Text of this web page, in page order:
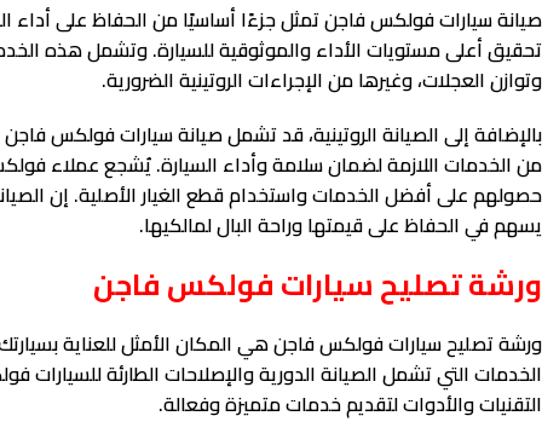
صيانة سيارات فولكس فاجن تمثل جزءًا أساسيًا من الحفاظ على
تحقيق أعلى مستويات الأداء والموثوقية للسيارة. وتشمل هذه
وتوازن العجلات، وغيرها من الإجراءات الروتينية الضرورية.
بالإضافة إلى الصيانة الروتينية، قد تشمل صيانة سيارات فولكس
من الخدمات اللازمة لضمان سلامة وأداء السيارة. يُشجع عملاء
حصولهم على أفضل الخدمات واستخدام قطع الغيار الأصلية. إن
يسهم في الحفاظ على قيمتها وراحة البال لمالكيها.
ورشة تصليح سيارات فولكس فاجن
ورشة تصليح سيارات فولكس فاجن هي المكان الأمثل للعناية
الخدمات التي تشمل الصيانة الدورية والإصلاحات الطارئة
التقنيات والأدوات لتقديم خدمات متميزة وفعالة.